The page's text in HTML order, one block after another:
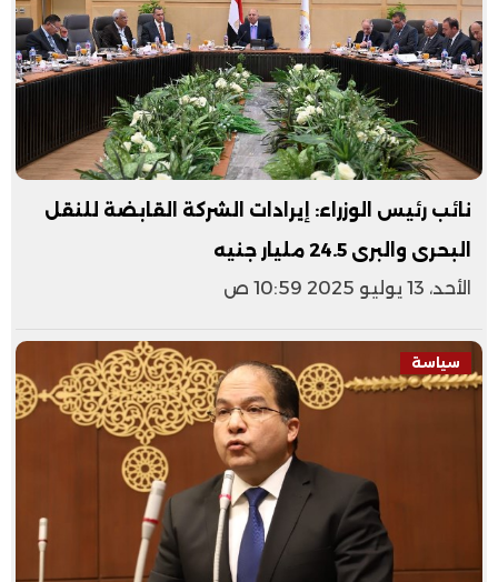
نائب رئيس الوزراء: إيرادات الشركة القابضة للنقل
البحرى والبرى 24.5 مليار جنيه
الأحد، 13 يوليو 2025 10:59 ص
سياسة